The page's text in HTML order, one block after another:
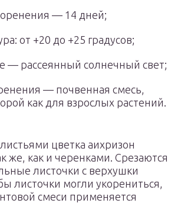
— 14 дней;
от +20 до +25 градусов;
— рассеянный солнечный свет;
— почвенная смесь,
как для взрослых растений.
цветка аихризон
же, как и черенками. Срезаются
листочки с верхушки
листочки могли укорениться,
смеси применяется